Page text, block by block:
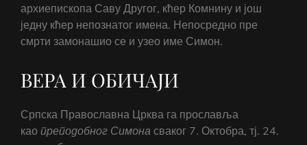
архиепископа Саву Другог, кћер Комнину и још
једну кћер непознатог имена. Непосредно пре
смрти замонашио се и узео име Симон.
ВЕРА И ОБИЧАЈИ
Српска Православна Црква га прославља
као преподобног Симона сваког 7. Октобра, тј. 24.